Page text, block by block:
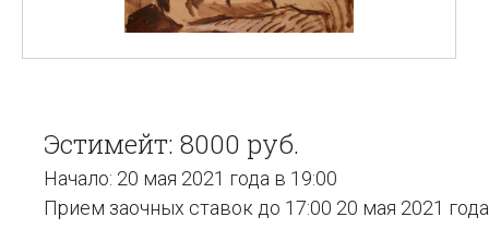
Эстимейт: 8000 руб.
Начало: 20 мая 2021 года в 19:00
Прием заочных ставок до 17:00 20 мая 2021 года